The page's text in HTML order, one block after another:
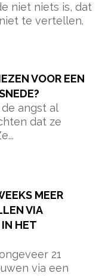
niet niets is, dat
te vertellen.
VOOR EEN
angst al
dat ze
MEER
VIA
HET
21
via een